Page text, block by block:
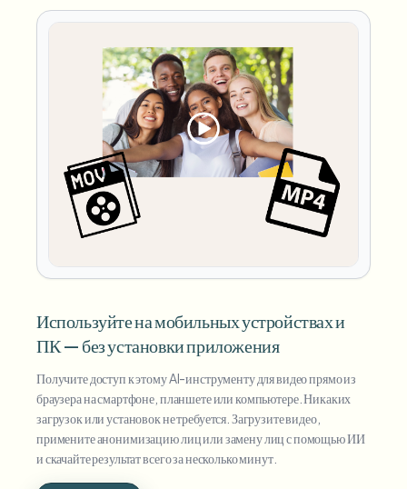
Используйте на мобильных устройствах и
ПК — без установки приложения
Получите доступ к этому AI-инструменту для видео прямо из
браузера на смартфоне, планшете или компьютере. Никаких
загрузок или установок не требуется. Загрузите видео,
примените анонимизацию лиц или замену лиц с помощью ИИ
и скачайте результат всего за несколько минут.